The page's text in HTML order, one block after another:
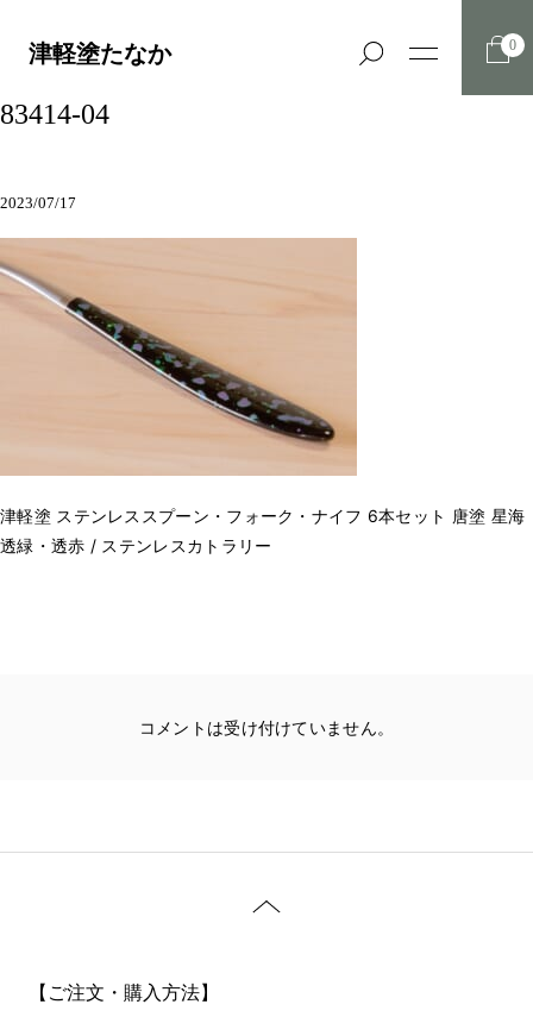
津軽塗たなか 0
83414-04
2023/07/17
津軽塗 ステンレススプーン・フォーク・ナイフ 6本セット 唐塗 星海
透緑・透赤 / ステンレスカトラリー
コメントは受け付けていません。
【ご注文・購入方法】